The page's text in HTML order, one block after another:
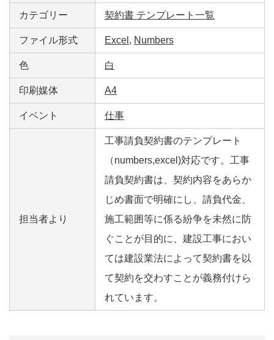
カテゴリー 契約書 テンプレート一覧
ファイル形式 Excel , Numbers
色 白
印刷媒体 A4
イベント 仕事
担当者より
工事請負契約書のテンプレート
（numbers,excel)対応です。工事
請負契約書は、契約内容をあらか
じめ書面で明確にし、請負代金、
施工範囲等に係る紛争を未然に防
ぐことが目的に、建設工事におい
ては建設業法によって契約書を以
て契約を交わすことが義務付けら
れています。